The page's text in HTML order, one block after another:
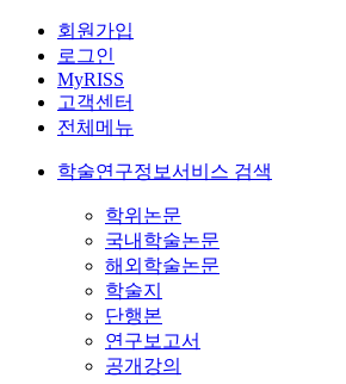
회원가입
로그인
MyRISS
고객센터
전체메뉴
학술연구정보서비스 검색
학위논문
국내학술논문
해외학술논문
학술지
단행본
연구보고서
공개강의